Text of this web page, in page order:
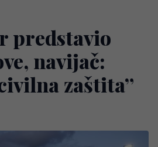
predstavio
navijač:
zaštita”